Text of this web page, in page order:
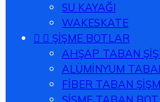
SU KAYAĞI
WAKESKATE
  ŞİŞME BOTLAR
AHŞAP TABAN
ALÜMİNYUM
FİBER TABAN